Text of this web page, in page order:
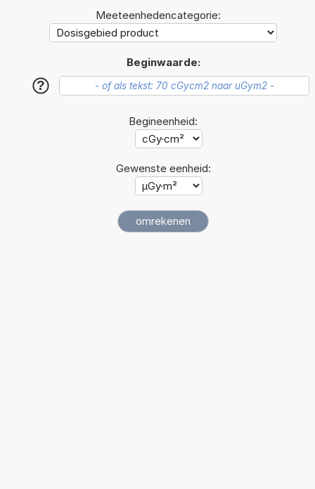
Meeteenhedencategorie:
Beginwaarde:
?
Begineenheid:
Gewenste eenheid: